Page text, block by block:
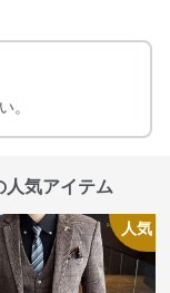
。
人気アイテム
人気